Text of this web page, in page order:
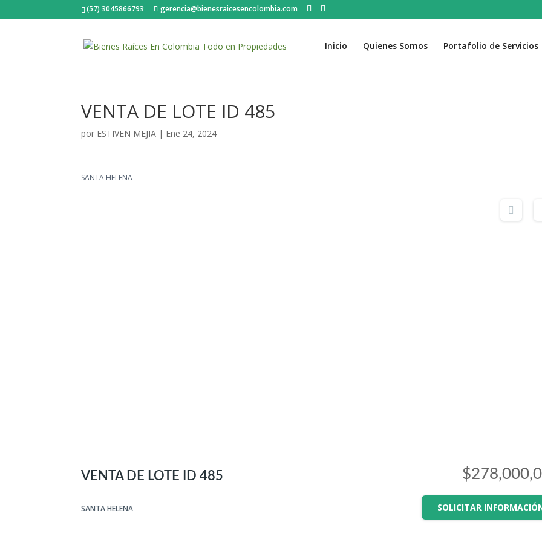
(57) 3045866793 gerencia@bienesraicesencolombia.com
Inicio Quienes Somos Portafolio de Servicios
VENTA DE LOTE ID 485
por ESTIVEN MEJIA | Ene 24, 2024
SANTA HELENA
VENTA DE LOTE ID 485
SANTA HELENA SOLICITAR